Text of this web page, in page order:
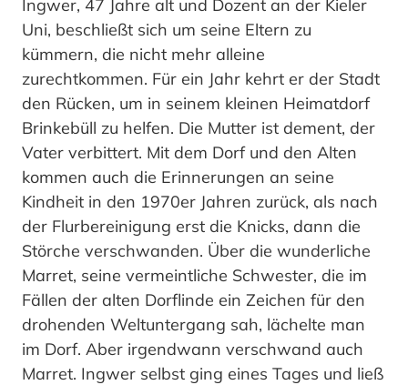
Ingwer, 47 Jahre alt und Dozent an der Kieler
Uni, beschließt sich um seine Eltern zu
kümmern, die nicht mehr alleine
zurechtkommen. Für ein Jahr kehrt er der Stadt
den Rücken, um in seinem kleinen Heimatdorf
Brinkebüll zu helfen. Die Mutter ist dement, der
Vater verbittert. Mit dem Dorf und den Alten
kommen auch die Erinnerungen an seine
Kindheit in den 1970er Jahren zurück, als nach
der Flurbereinigung erst die Knicks, dann die
Störche verschwanden. Über die wunderliche
Marret, seine vermeintliche Schwester, die im
Fällen der alten Dorflinde ein Zeichen für den
drohenden Weltuntergang sah, lächelte man
im Dorf. Aber irgendwann verschwand auch
Marret. Ingwer selbst ging eines Tages und ließ